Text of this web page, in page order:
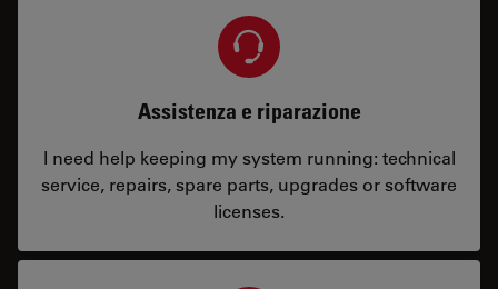
Assistenza e riparazione
I need help keeping my system running: technical
service, repairs, spare parts, upgrades or software
licenses.